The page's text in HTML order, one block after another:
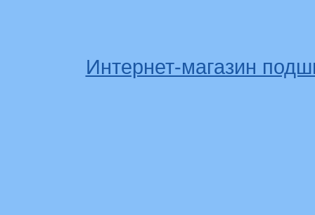
Интернет-магазин